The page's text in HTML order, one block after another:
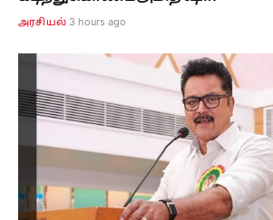
அரசியல் 3 hours ago